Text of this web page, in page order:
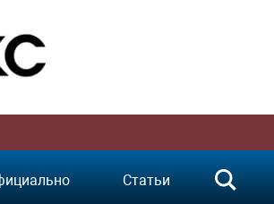
Статьи